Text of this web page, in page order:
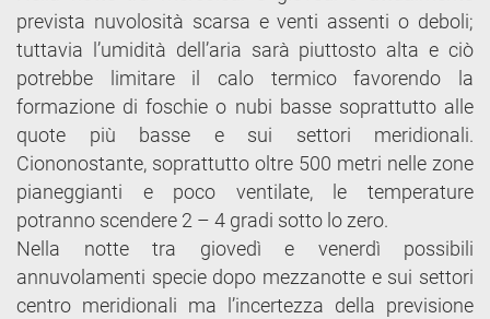
prevista nuvolosità scarsa e venti assenti o deboli;
tuttavia l’umidità dell’aria sarà piuttosto alta e ciò
potrebbe limitare il calo termico favorendo la
formazione di foschie o nubi basse soprattutto alle
quote più basse e sui settori meridionali.
Ciononostante, soprattutto oltre 500 metri nelle zone
pianeggianti e poco ventilate, le temperature
potranno scendere 2 – 4 gradi sotto lo zero.
Nella notte tra giovedì e venerdì possibili
annuvolamenti specie dopo mezzanotte e sui settori
centro meridionali ma l’incertezza della previsione